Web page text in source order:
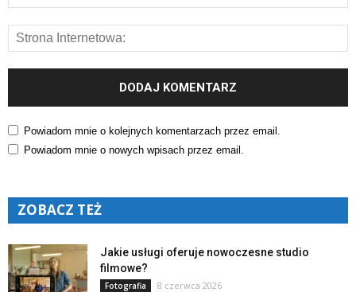
Powiadom mnie o kolejnych komentarzach przez email.
Powiadom mnie o nowych wpisach przez email.
ZOBACZ TEŻ
Jakie usługi oferuje nowoczesne studio
filmowe?
Fotografia 8 czerwca 2026